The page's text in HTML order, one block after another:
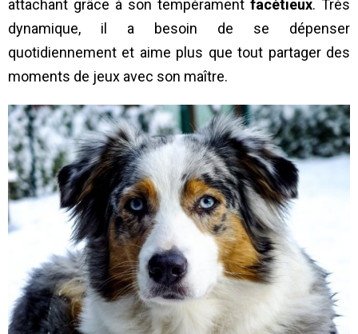
attachant grâce à son tempérament facétieux. Très
dynamique, il a besoin de se dépenser
quotidiennement et aime plus que tout partager des
moments de jeux avec son maître.